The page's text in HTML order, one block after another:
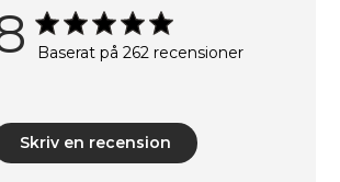
Baserat på 262 recensioner
Skriv en recension